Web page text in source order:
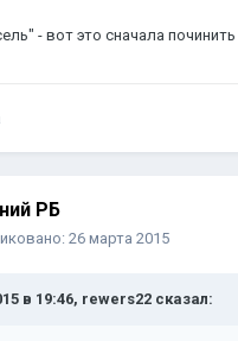
- вот это сначала починить
РБ
26 марта 2015
в 19:46, rewers22 сказал: